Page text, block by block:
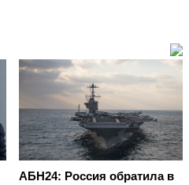
АБН24: Россия обратила в